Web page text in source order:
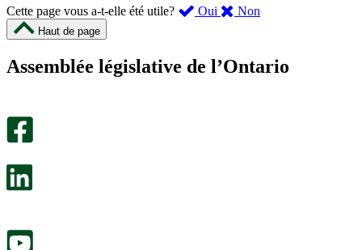
Cette page vous a-t-elle été utile? Oui ,
été
Non
m’a
Haut de page
Assemblée législative de l’Ontario